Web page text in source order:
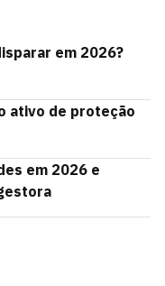
em 2026?
ativo de proteção
em 2026 e